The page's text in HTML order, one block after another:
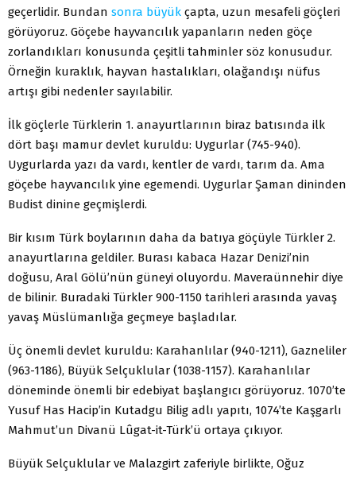
geçerlidir. Bundan sonra büyük çapta, uzun mesafeli göçleri
görüyoruz. Göçebe hayvancılık yapanların neden göçe
zorlandıkları konusunda çeşitli tahminler söz konusudur.
Örneğin kuraklık, hayvan hastalıkları, olağandışı nüfus
artışı gibi nedenler sayılabilir.
İlk göçlerle Türklerin 1. anayurtlarının biraz batısında ilk
dört başı mamur devlet kuruldu: Uygurlar (745-940).
Uygurlarda yazı da vardı, kentler de vardı, tarım da. Ama
göçebe hayvancılık yine egemendi. Uygurlar Şaman dininden
Budist dinine geçmişlerdi.
Bir kısım Türk boylarının daha da batıya göçüyle Türkler 2.
anayurtlarına geldiler. Burası kabaca Hazar Denizi’nin
doğusu, Aral Gölü’nün güneyi oluyordu. Maveraünnehir diye
de bilinir. Buradaki Türkler 900-1150 tarihleri arasında yavaş
yavaş Müslümanlığa geçmeye başladılar.
Üç önemli devlet kuruldu: Karahanlılar (940-1211), Gazneliler
(963-1186), Büyük Selçuklular (1038-1157). Karahanlılar
döneminde önemli bir edebiyat başlangıcı görüyoruz. 1070’te
Yusuf Has Hacip’in Kutadgu Bilig adlı yapıtı, 1074’te Kaşgarlı
Mahmut’un Divanü Lûgat-it-Türk’ü ortaya çıkıyor.
Büyük Selçuklular ve Malazgirt zaferiyle birlikte, Oğuz